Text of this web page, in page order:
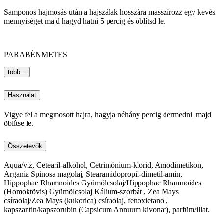
Samponos hajmosás után a hajszálak hosszára masszírozz egy kevés
mennyiséget majd hagyd hatni 5 percig és öblítsd le.
PARABÉNMETES
több...
Használat
Vigye fel a megmosott hajra, hagyja néhány percig dermedni, majd
öblítse le.
Összetevők
Aqua/víz, Cetearil-alkohol, Cetrimónium-klorid, Amodimetikon,
Argania Spinosa magolaj, Stearamidopropil-dimetil-amin,
Hippophae Rhamnoides Gyümölcsolaj/Hippophae Rhamnoides
(Homoktövis) Gyümölcsolaj Kálium-szorbát , Zea Mays
csíraolaj/Zea Mays (kukorica) csíraolaj, fenoxietanol,
kapszantin/kapszorubin (Capsicum Annuum kivonat), parfüm/illat.